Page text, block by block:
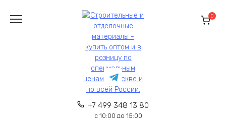
содержанию
+7 499 348 13 80
с 10:00 до 15:00
0